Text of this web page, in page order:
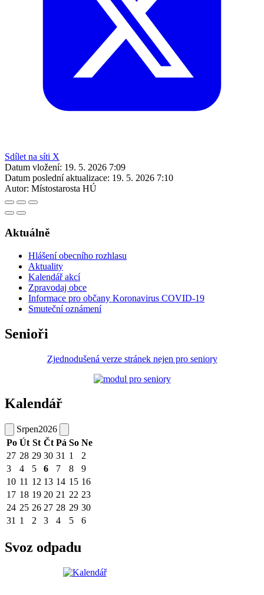
Sdílet na síti X
Datum vložení: 19. 5. 2026 7:09
Datum poslední aktualizace: 19. 5. 2026 7:10
Autor: Místostarosta HÚ
Aktuálně
Hlášení obecního rozhlasu
Aktuality
Kalendář akcí
Zpravodaj obce
Informace pro občany Koronavirus COVID-19
Smuteční oznámení
Senioři
Zjednodušená verze stránek nejen pro seniory
Kalendář
Srpen2026
Po Út St Čt Pá So Ne
27 28 29 30 31 1
2
3
4 5 6 7 8
9
10 11 12 13 14 15 16
17 18 19 20 21 22 23
24 25 26 27 28 29 30
31 1 2 3 4 5 6
Svoz odpadu